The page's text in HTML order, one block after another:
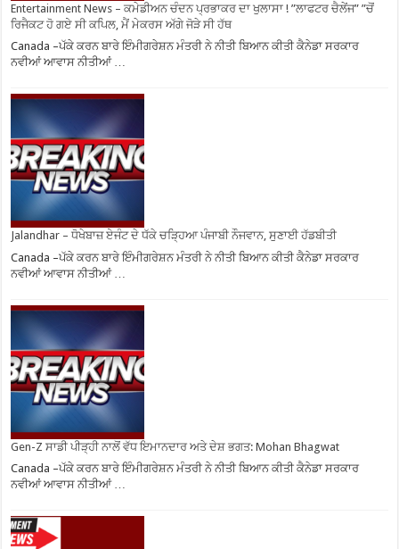
Entertainment News – ਕਮੇਡੀਅਨ ਚੰਦਨ ਪ੍ਰਭਾਕਰ ਦਾ ਖੁਲਾਸਾ ! ”ਲਾਫਟਰ ਚੈਲੇਂਜ” ”ਚੋਂ
ਰਿਜੈਕਟ ਹੋ ਗਏ ਸੀ ਕਪਿਲ, ਮੈਂ ਮੇਕਰਸ ਅੱਗੇ ਜੋੜੇ ਸੀ ਹੱਥ
Canada –ਪੱਕੇ ਕਰਨ ਬਾਰੇ ਇੰਮੀਗਰੇਸ਼ਨ ਮੰਤਰੀ ਨੇ ਨੀਤੀ ਬਿਆਨ ਕੀਤੀ ਕੈਨੇਡਾ ਸਰਕਾਰ
ਨਵੀਆਂ ਆਵਾਸ ਨੀਤੀਆਂ …
Jalandhar – ਧੋਖੇਬਾਜ਼ ਏਜੰਟ ਦੇ ਧੱਕੇ ਚੜ੍ਹਿਆ ਪੰਜਾਬੀ ਨੌਜਵਾਨ, ਸੁਣਾਈ ਹੱਡਬੀਤੀ
Canada –ਪੱਕੇ ਕਰਨ ਬਾਰੇ ਇੰਮੀਗਰੇਸ਼ਨ ਮੰਤਰੀ ਨੇ ਨੀਤੀ ਬਿਆਨ ਕੀਤੀ ਕੈਨੇਡਾ ਸਰਕਾਰ
ਨਵੀਆਂ ਆਵਾਸ ਨੀਤੀਆਂ …
Gen-Z ਸਾਡੀ ਪੀੜ੍ਹੀ ਨਾਲੋਂ ਵੱਧ ਇਮਾਨਦਾਰ ਅਤੇ ਦੇਸ਼ ਭਗਤ: Mohan Bhagwat
Canada –ਪੱਕੇ ਕਰਨ ਬਾਰੇ ਇੰਮੀਗਰੇਸ਼ਨ ਮੰਤਰੀ ਨੇ ਨੀਤੀ ਬਿਆਨ ਕੀਤੀ ਕੈਨੇਡਾ ਸਰਕਾਰ
ਨਵੀਆਂ ਆਵਾਸ ਨੀਤੀਆਂ …